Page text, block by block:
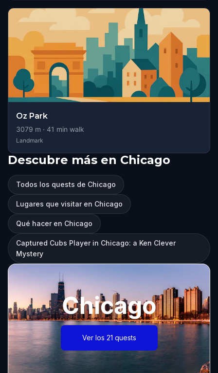
Oz Park
3079 m · 41 min walk
Landmark
Descubre más en Chicago
Todos los quests de Chicago
Lugares que visitar en Chicago
Qué hacer en Chicago
Captured Cubs Player in Chicago: a Ken Clever
Mystery
Chicago
Ver los 21 quests